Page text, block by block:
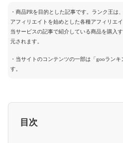
・商品PRを目的とした記事です。ランク王は
アフィリエイトを始めとした各種アフィリエ
当サービスの記事で紹介している商品を購入
元されます。
・当サイトのコンテンツの一部は「gooラン
す。
目次